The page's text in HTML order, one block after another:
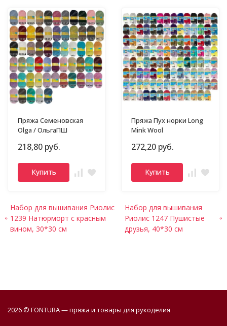
Пряжа Семеновская
Olga / ОльгаПШ
218,80 руб.
Купить
Пряжа Пух норки Long
Mink Wool
272,20 руб.
Купить
Набор для вышивания Риолис
1239 Натюрморт с красным
вином, 30*30 см
Набор для вышивания
Риолис 1247 Пушистые
друзья, 40*30 см
2026 © FONTURA — пряжа и товары для рукоделия